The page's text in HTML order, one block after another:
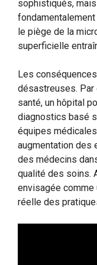
sophistiqués,
fondamentalement
le piège de la
superficielle
Les
désastreuses. Par
santé, un hôpital
diagnostics basé
équipes
augmentation des
des médecins
qualité des soins.
envisagée
réelle des